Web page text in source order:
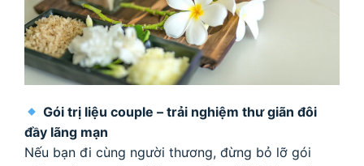
Gói trị liệu couple – trải nghiệm thư giãn đôi
đầy lãng mạn
Nếu bạn đi cùng người thương, đừng bỏ lỡ gói